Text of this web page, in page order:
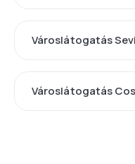
Városlátogatás
Városlátogatás